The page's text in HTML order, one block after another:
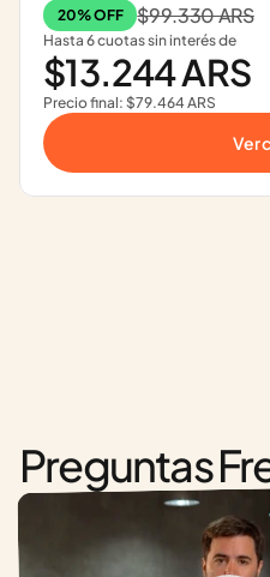
20% OFF $99.330 ARS
Hasta 6 cuotas sin interés de
$13.244 ARS
Precio final: $79.464 ARS
Ver
Preguntas